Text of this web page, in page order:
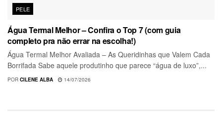
PELE
Água Termal Melhor – Confira o Top 7 (com guia
completo pra não errar na escolha!)
Água Termal Melhor Avaliada – As Queridinhas que Valem Cada
Borrifada Sabe aquele produtinho que parece “água de luxo”,...
POR CILENE ALBA 14/07/2026